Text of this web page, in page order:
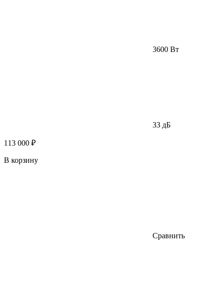
3600 Вт
33 дБ
113 000 ₽
В корзину
Сравнить